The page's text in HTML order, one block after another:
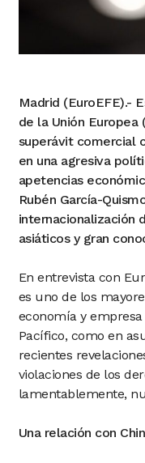
Madrid (EuroEFE).-
de la Unión Europea
superávit comercial
en una agresiva
apetencias
Rubén García-
internacionalización
asiáticos y gran
En entrevista con
es uno de los
economía y
Pacífico, como en
recientes
violaciones de los
lamentablemente,
Una relación con